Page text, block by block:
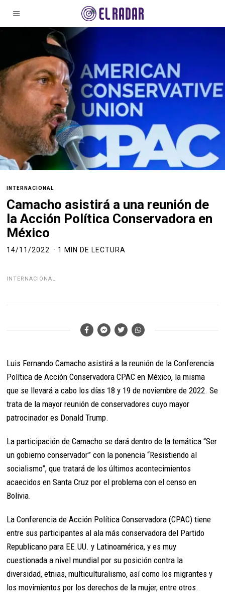
INTERNACIONAL
Camacho asistirá a una reunión de
la Acción Política Conservadora en
México
14/11/2022 1 MIN DE LECTURA
INTERNACIONAL
Luis Fernando Camacho asistirá a la reunión de la Conferencia
Política de Acción Conservadora CPAC en México, la misma
que se llevará a cabo los días 18 y 19 de noviembre de 2022. Se
trata de la mayor reunión de conservadores cuyo mayor
patrocinador es Donald Trump.
La participación de Camacho se dará dentro de la temática “Ser
un gobierno conservador” con la ponencia “Resistiendo al
socialismo”, que tratará de los últimos acontecimientos
acaecidos en Santa Cruz por el problema con el censo en
Bolivia.
La Conferencia de Acción Política Conservadora (CPAC) tiene
entre sus participantes al ala más conservadora del Partido
Republicano para EE.UU. y Latinoamérica, y es muy
cuestionada a nivel mundial por su posición contra la
diversidad, etnias, multiculturalismo, así como los migrantes y
los movimientos por los derechos de la mujer, entre otros.